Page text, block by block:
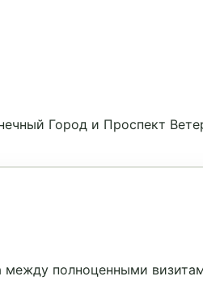
Город и Проспект
между полноценными